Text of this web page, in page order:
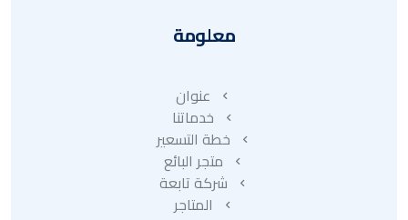
معلومة
عنوان
خدماتنا
خطة التسعير
متجر البائع
شركة تابعة
المتاجر